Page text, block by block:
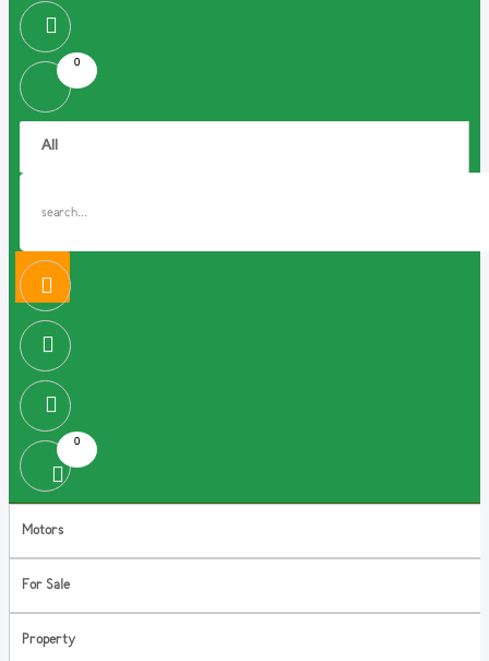
0
0
Motors
For Sale
Property